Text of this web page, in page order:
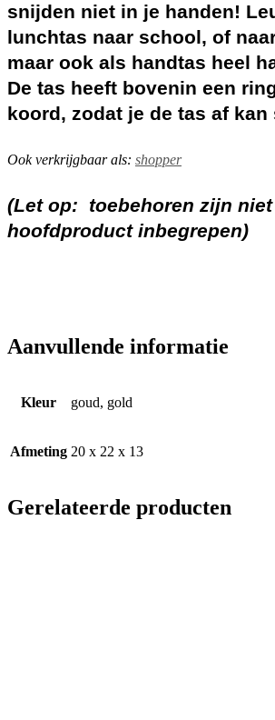
snijden niet in je handen!
lunchtas naar school, of
maar ook als handtas heel
De tas heeft bovenin een
koord, zodat je de tas af kan
Ook verkrijgbaar als: shopper
(Let op: toebehoren zijn
hoofdproduct inbegrepen)
Aanvullende informatie
Kleur goud, gold
Afmeting 20 x 22 x 13
Gerelateerde producten